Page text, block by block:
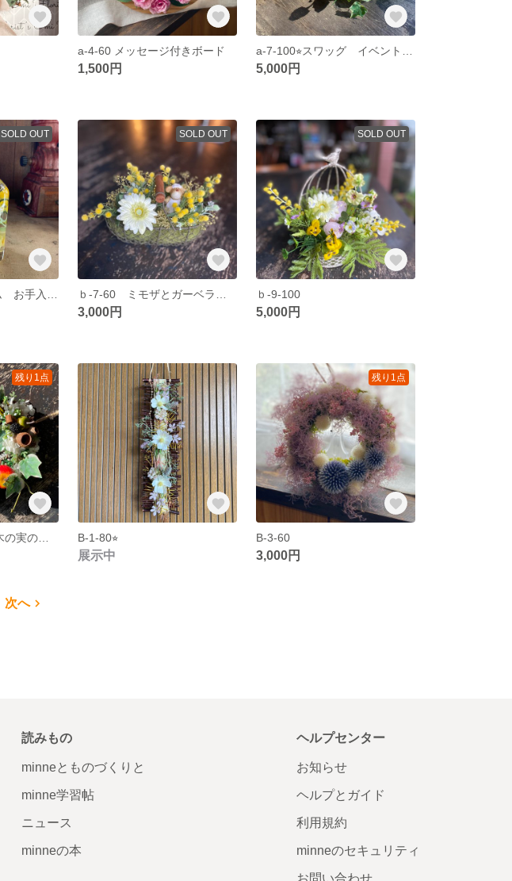
a-4-60 メッセージ付きボード
1,500円 5,000円
SOLD OUT SOLD OUT
3,000円
SOLD OUT
ｂ-9-100
5,000円
残り1点
ｂ-5-60 リンゴ 木の実のリース B-1-80⭐︎
展示中
残り1点
B-3-60
3,000円
次へ
読みもの
minneとものづくりと
minne学習帖
ニュース
minneの本
ヘルプセンター
お知らせ
ヘルプとガイド
利用規約
minneのセキュリティ
お問い合わせ